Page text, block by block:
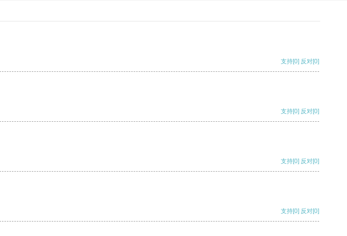
支持[0] 反对[0]
支持[0] 反对[0]
支持[0] 反对[0]
支持[0] 反对[0]